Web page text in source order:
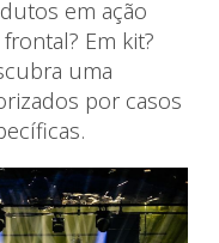
em ação
Em kit?
uma
por casos